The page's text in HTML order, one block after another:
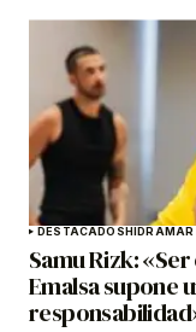
DESTACADOS
Samu Rizk:
Emalsa supone